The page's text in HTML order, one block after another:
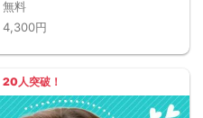
無料
4,300円
20人突破！